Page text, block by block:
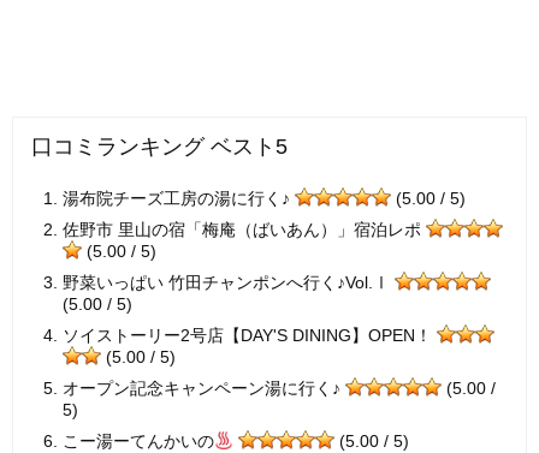
口コミランキング ベスト5
湯布院チーズ工房の湯に行く♪
(5.00 / 5)
佐野市 里山の宿「梅庵（ばいあん）」宿泊レポ
(5.00 / 5)
野菜いっぱい 竹田チャンポンへ行く♪Vol.Ⅰ
(5.00 / 5)
ソイストーリー2号店【DAY'S DINING】OPEN！
(5.00 / 5)
オープン記念キャンペーン湯に行く♪
(5.00 /
5)
こー湯ーてんかいの
(5.00 / 5)